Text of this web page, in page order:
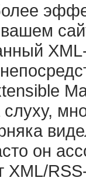
слуху,
он
XML/